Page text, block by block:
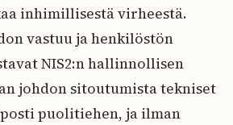
inhimillisestä virheestä.
vastuu ja henkilöstön
NIS2:n hallinnollisen
johdon sitoutumista tekniset
puolitiehen, ja ilman